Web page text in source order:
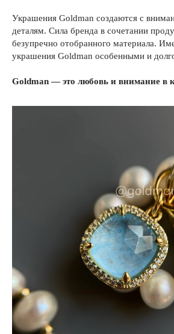
Украшения Goldman создаются с
деталям. Сила бренда в сочетании
безупречно отобранного материала.
украшения Goldman особенными и
Goldman — это любовь и внимание в